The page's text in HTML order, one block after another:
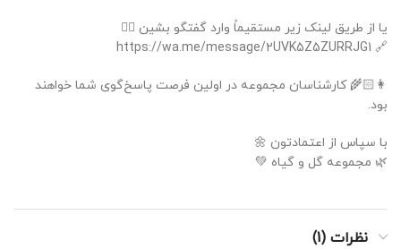
یا از طریق لینک زیر مستقیماً وارد گفتگو بشین 👇🏻
🔗 https://wa.me/message/2UVK5Z5ZURRJG1
👩🏻‍🌾 کارشناسان مجموعه در اولین فرصت پاسخ‌گوی شما خواهند
بود.
با سپاس از اعتمادتون 🌼
🌿 مجموعه گل و گیاه 💚
نظرات (1)